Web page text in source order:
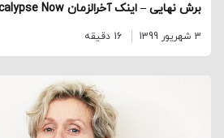
برش نهایی – اینک آخرالزمان Apocalypse Now و تخیل کارگردانی
3 شهریور 1399 16 دقیقه